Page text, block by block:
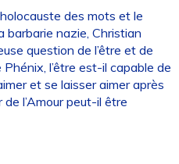
des mots et le
barbarie nazie, Christian
question de l’être et de
l’être est-il capable de
et se laisser aimer après
l’Amour peut-il être